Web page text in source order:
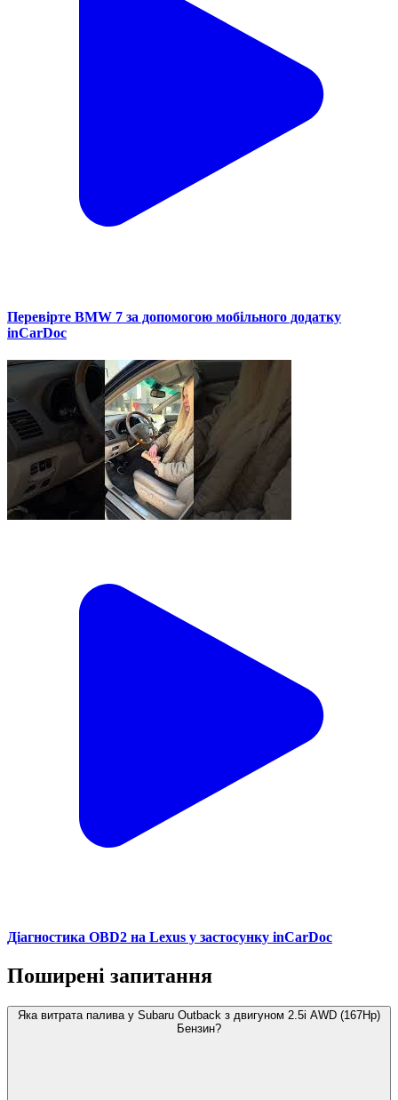
Перевірте BMW 7 за допомогою мобільного додатку
inCarDoc
Діагностика OBD2 на Lexus у застосунку inCarDoc
Поширені запитання
Яка витрата палива у Subaru Outback з двигуном 2.5i AWD (167Hp)
Бензин?